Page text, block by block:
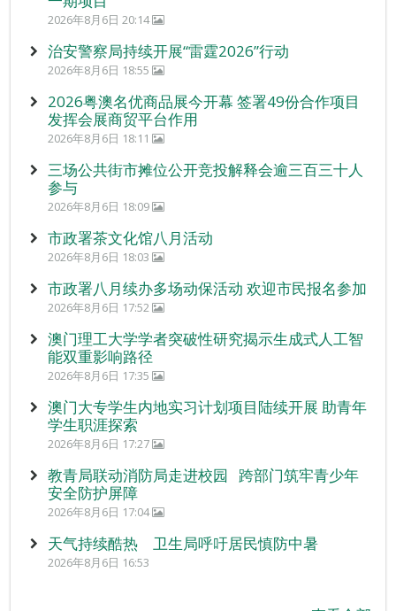
2026年8月6日 20:14
治安警察局持续开展“雷霆2026”行动
2026年8月6日 18:55
2026粤澳名优商品展今开幕 签署49份合作项目
发挥会展商贸平台作用
2026年8月6日 18:11
三场公共街市摊位公开竞投解释会逾三百三十人
参与
2026年8月6日 18:09
市政署茶文化馆八月活动
2026年8月6日 18:03
市政署八月续办多场动保活动 欢迎市民报名参加
2026年8月6日 17:52
澳门理工大学学者突破性研究揭示生成式人工智
能双重影响路径
2026年8月6日 17:35
澳门大专学生内地实习计划项目陆续开展 助青年
学生职涯探索
2026年8月6日 17:27
教青局联动消防局走进校园 跨部门筑牢青少年
安全防护屏障
2026年8月6日 17:04
天气持续酷热 卫生局呼吁居民慎防中暑
2026年8月6日 16:53